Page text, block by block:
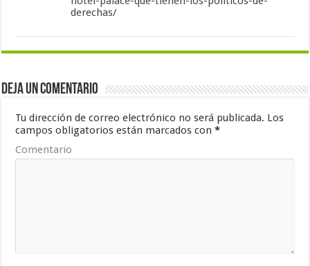
derechas/
Deja un comentario
Tu dirección de correo electrónico no será publicada. Los
campos obligatorios están marcados con*
Comentario